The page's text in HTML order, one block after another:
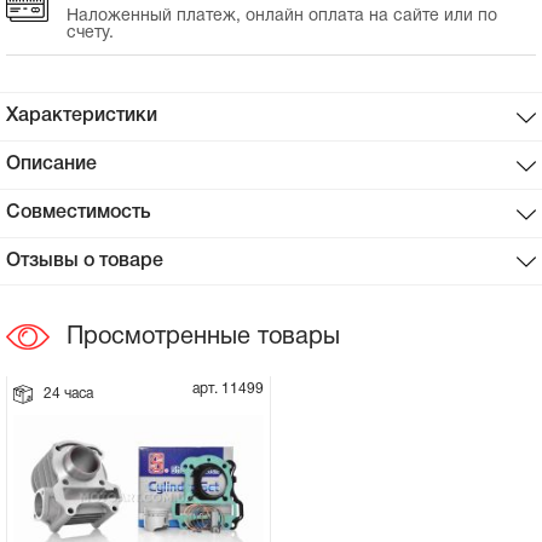
Сцепное устройство, шплинт
Свечи на мотоблок
Навесное и запчасти к нему
Наложенный платеж, онлайн оплата на сайте или по
счету.
Характеристики
Описание
Совместимость
Отзывы о товаре
Просмотренные товары
24 часа арт. 11499